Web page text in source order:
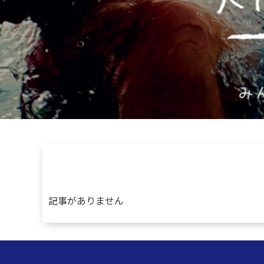
記事がありません